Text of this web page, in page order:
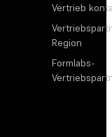
Vertrieb
Region
Formlabs-